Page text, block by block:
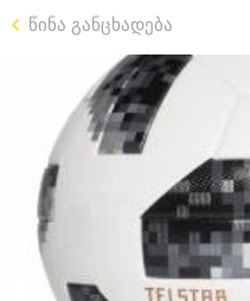
წინა განცხადება